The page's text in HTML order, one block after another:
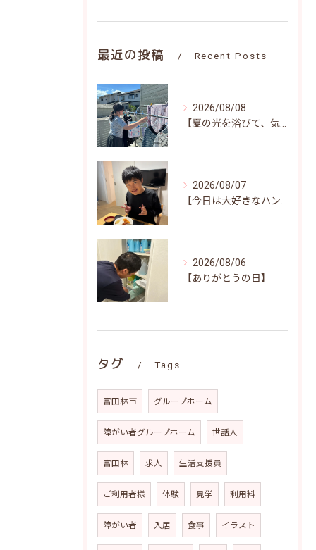
最近の投稿 Recent Posts
2026/08/08
2026/08/07
2026/08/06
【ありがとうの日】
タグ Tags
富田林市 グループホーム
障がい者グループホーム 世話人
富田林 求人 生活支援員
ご利用者様 体験 見学 利用料
障がい者 入居 食事 イラスト